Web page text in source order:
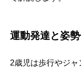
運動発達と姿
2歳児は歩行やジャ